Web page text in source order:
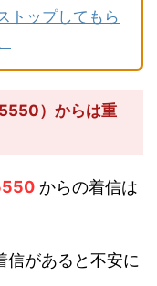
トップしてもら
）からは重
からの着信は
信があると不安に